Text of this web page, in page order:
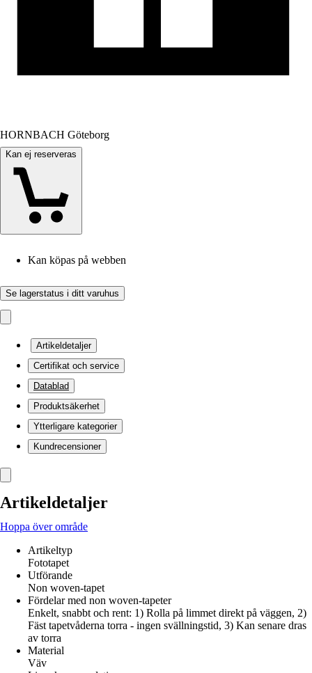
HORNBACH Göteborg
Kan ej reserveras
Kan köpas på webben
Se lagerstatus i ditt varuhus
Artikeldetaljer
Certifikat och service
Datablad
Produktsäkerhet
Ytterligare kategorier
Kundrecensioner
Artikeldetaljer
Hoppa över område
Artikeltyp
Fototapet
Utförande
Non woven-tapet
Fördelar med non woven-tapeter
Enkelt, snabbt och rent: 1) Rolla på limmet direkt på väggen, 2)
Fäst tapetvåderna torra - ingen svällningstid, 3) Kan senare dras
av torra
Material
Väv